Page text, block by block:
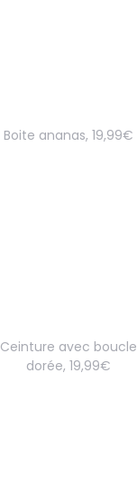
Boite ananas, 19,99€
Ceinture avec boucle
dorée, 19,99€